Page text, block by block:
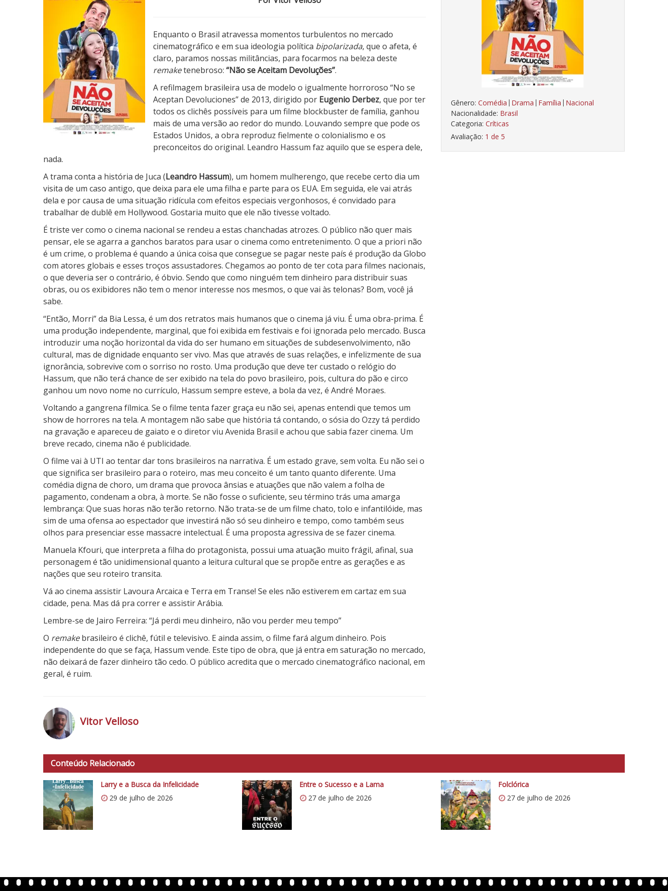
Gênero: Comédia Drama Família Nacional
Nacionalidade: Brasil
Categoria: Críticas
Avaliação: 1 de 5
ã
e
i
t
a
m
D
e
v
o
l
u
ç
õ
e
s
Enquanto o Brasil atravessa momentos turbulentos no mercado
cinematográfico e em sua ideologia política bipolarizada, que o afeta, é
claro, paramos nossas militâncias, para focarmos na beleza deste
remaketenebroso: “Não se Aceitam Devoluções”.
A refilmagem brasileira usa de modelo o igualmente horroroso “No se
Aceptan Devoluciones” de 2013, dirigido por Eugenio Derbez, que por ter
todos os clichês possíveis para um filme blockbuster de família, ganhou
mais de uma versão ao redor do mundo. Louvando sempre que pode os
Estados Unidos, a obra reproduz fielmente o colonialismo e os
preconceitos do original. Leandro Hassum faz aquilo que se espera dele,
nada.
A trama conta a história de Juca (Leandro Hassum), um homem mulherengo, que recebe certo dia um
visita de um caso antigo, que deixa para ele uma filha e parte para os EUA. Em seguida, ele vai atrás
dela e por causa de uma situação ridícula com efeitos especiais vergonhosos, é convidado para
trabalhar de dublê em Hollywood. Gostaria muito que ele não tivesse voltado.
É triste ver como o cinema nacional se rendeu a estas chanchadas atrozes. O público não quer mais
pensar, ele se agarra a ganchos baratos para usar o cinema como entretenimento. O que a priori não
é um crime, o problema é quando a única coisa que consegue se pagar neste país é produção da Globo
com atores globais e esses troços assustadores. Chegamos ao ponto de ter cota para filmes nacionais,
o que deveria ser o contrário, é óbvio. Sendo que como ninguém tem dinheiro para distribuir suas
obras, ou os exibidores não tem o menor interesse nos mesmos, o que vai às telonas? Bom, você já
sabe.
“Então, Morri” da Bia Lessa, é um dos retratos mais humanos que o cinema já viu. É uma obra-prima. É
uma produção independente, marginal, que foi exibida em festivais e foi ignorada pelo mercado. Busca
introduzir uma noção horizontal da vida do ser humano em situações de subdesenvolvimento, não
cultural, mas de dignidade enquanto ser vivo. Mas que através de suas relações, e infelizmente de sua
ignorância, sobrevive com o sorriso no rosto. Uma produção que deve ter custado o relógio do
Hassum, que não terá chance de ser exibido na tela do povo brasileiro, pois, cultura do pão e circo
ganhou um novo nome no currículo, Hassum sempre esteve, a bola da vez, é André Moraes.
Voltando a gangrena fílmica. Se o filme tenta fazer graça eu não sei, apenas entendi que temos um
show de horrores na tela. A montagem não sabe que história tá contando, o sósia do Ozzy tá perdido
na gravação e apareceu de gaiato e o diretor viu Avenida Brasil e achou que sabia fazer cinema. Um
breve recado, cinema não é publicidade.
O filme vai à UTI ao tentar dar tons brasileiros na narrativa. É um estado grave, sem volta. Eu não sei o
que significa ser brasileiro para o roteiro, mas meu conceito é um tanto quanto diferente. Uma
comédia digna de choro, um drama que provoca ânsias e atuações que não valem a folha de
pagamento, condenam a obra, à morte. Se não fosse o suficiente, seu término trás uma amarga
lembrança: Que suas horas não terão retorno. Não trata-se de um filme chato, tolo e infantilóide, mas
sim de uma ofensa ao espectador que investirá não só seu dinheiro e tempo, como também seus
olhos para presenciar esse massacre intelectual. É uma proposta agressiva de se fazer cinema.
Manuela Kfouri, que interpreta a filha do protagonista, possui uma atuação muito frágil, afinal, sua
personagem é tão unidimensional quanto a leitura cultural que se propõe entre as gerações e as
nações que seu roteiro transita.
Vá ao cinema assistir Lavoura Arcaica e Terra em Transe! Se eles não estiverem em cartaz em sua
cidade, pena. Mas dá pra correr e assistir Arábia.
Lembre-se de Jairo Ferreira: “Já perdi meu dinheiro, não vou perder meu tempo”
O remakebrasileiro é clichê, fútil e televisivo. E ainda assim, o filme fará algum dinheiro. Pois
independente do que se faça, Hassum vende. Este tipo de obra, que já entra em saturação no mercado,
não deixará de fazer dinheiro tão cedo. O público acredita que o mercado cinematográfico nacional, em
geral, é ruim.
o
t
C
í
t
i
t
p
s
:
/
/
w
p
Vitor Velloso
Conteúdo Relacionado
Larry e a Busca da Infelicidade
29 de julho de 2026
Entre o Sucesso e a Lama
27 de julho de 2026
Folclórica
27 de julho de 2026